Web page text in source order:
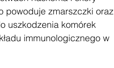
powoduje zmarszczki oraz
uszkodzenia komórek
immunologicznego w